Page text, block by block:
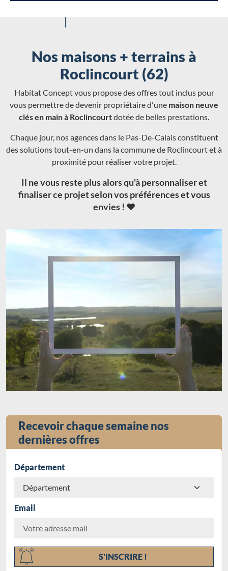
Nos maisons + terrains à
Roclincourt (62)
Habitat Concept vous propose des offres tout inclus pour
vous permettre de devenir propriétaire d'une maison neuve
clés en main à Roclincourtdotée de belles prestations.
Chaque jour, nos agences dans le Pas-De-Calais constituent
des solutions tout-en-un dans la commune de Roclincourt et à
proximité pour réaliser votre projet.
Il ne vous reste plus alors qu'à personnaliser et
finaliser ce projet selon vos préférences et vous
envies ! ❤️
Recevoir chaque semaine nos
dernières offres
Département
Email
S'INSCRIRE !